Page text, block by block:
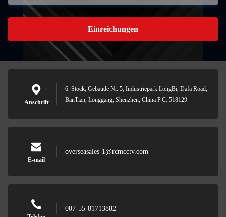
Einreichungen
Anschrift
6. Stock, Gebäude Nr. 5, Industriepark LongBi, Dafa Road,
BanTian, Longgang, Shenzhen, China P.C. 518129
E-mail
overseasales-1@rcmcctv.com
007-55-81713882